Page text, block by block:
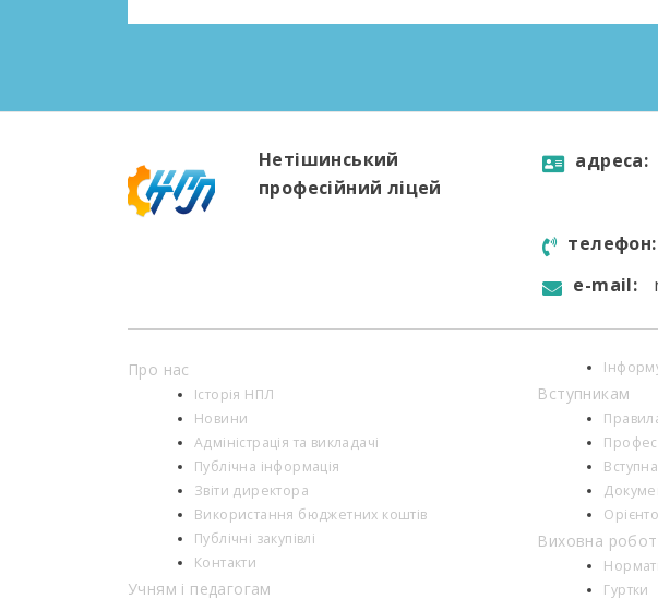
Нетішинський
професійний ліцей
aдресa:
телефон:
e-mail:
Про нас
Історія НПЛ
Новини
Адміністрація та викладачі
Публічна інформація
Звіти директора
Використання бюджетних коштів
Публічні закупівлі
Контакти
Учням і педагогам
Вступникам
Виховна
Гуртки